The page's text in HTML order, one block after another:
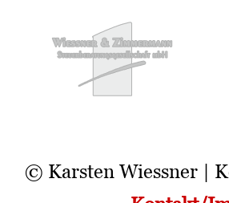
© Karsten Wiessner |